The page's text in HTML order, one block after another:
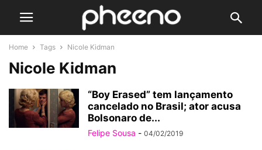
Home Tags Nicole Kidman
Nicole Kidman
“Boy Erased” tem lançamento
cancelado no Brasil; ator acusa
Bolsonaro de...
Felipe Sousa - 04/02/2019